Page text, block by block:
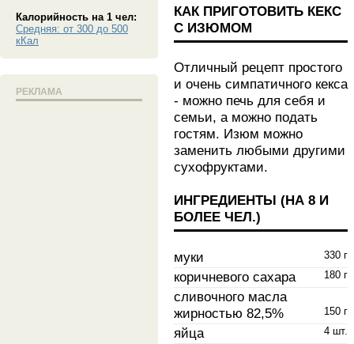
Калорийность на 1 чел:
Средняя: от 300 до 500
кКал
РЕКЛАМА
КАК ПРИГОТОВИТЬ КЕКС
С ИЗЮМОМ
Отличный рецепт простого
и очень симпатичного кекса
- можно печь для себя и
семьи, а можно подать
гостям. Изюм можно
заменить любыми другими
сухофруктами.
ИНГРЕДИЕНТЫ (НА 8 И
БОЛЕЕ ЧЕЛ.)
муки 330 г
коричневого сахара 180 г
сливочного масла
жирностью 82,5%
150 г
яйца 4 шт.